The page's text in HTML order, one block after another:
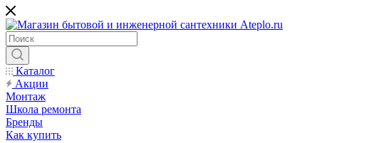
Каталог
Акции
Монтаж
Школа ремонта
Бренды
Как купить